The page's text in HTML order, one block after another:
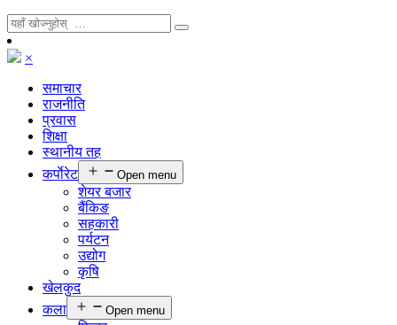
×
समाचार
राजनीति
प्रवास
शिक्षा
स्थानीय तह
कर्पाेरेट
Open menu
शेयर बजार
बैंकिङ
सहकारी
पर्यटन
उद्योग
कृषि
खेलकुद
कला
Open menu